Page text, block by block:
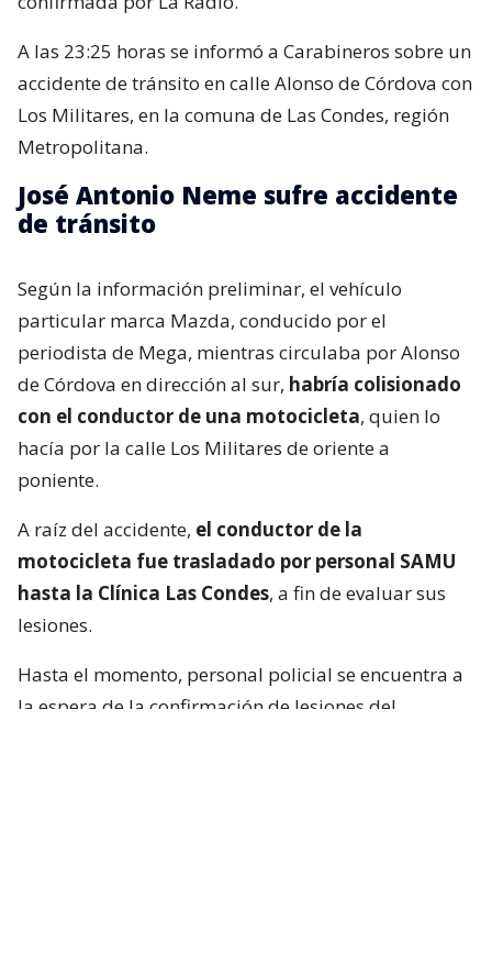
A las 23:25 horas se informó a Carabineros sobre un
accidente de tránsito en calle Alonso de Córdova con
Los Militares, en la comuna de Las Condes, región
Metropolitana.
José Antonio Neme sufre accidente
de tránsito
Según la información preliminar, el vehículo
particular marca Mazda, conducido por el
periodista de Mega, mientras circulaba por Alonso
de Córdova en dirección al sur, habría colisionado
con el conductor de una motocicleta, quien lo
hacía por la calle Los Militares de oriente a
poniente.
A raíz del accidente, el conductor de la
motocicleta fue trasladado por personal SAMU
hasta la Clínica Las Condes, a fin de evaluar sus
lesiones.
Hasta el momento, personal policial se encuentra a
la espera de la confirmación de lesiones del